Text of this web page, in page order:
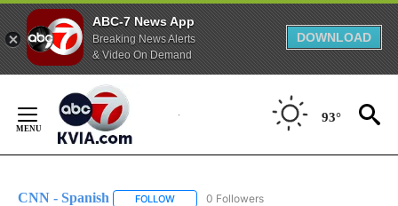
ABC-7 News App
Breaking News Alerts
& Video On Demand
DOWNLOAD
Content
93°
CNN - Spanish FOLLOW FOLLOW "CNN - SPANISH" TO RECEIVE
0 Followers